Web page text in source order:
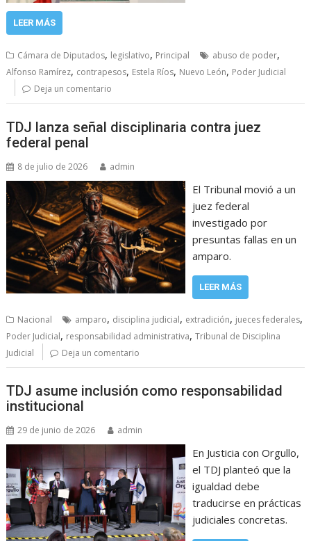
LEER MÁS
Cámara de Diputados, legislativo, Principal abuso de poder,
Alfonso Ramírez, contrapesos, Estela Ríos, Nuevo León, Poder Judicial
Deja un comentario
TDJ lanza señal disciplinaria contra juez
federal penal
8 de julio de 2026 admin
El Tribunal movió a un
juez federal
investigado por
presuntas fallas en un
amparo.
LEER MÁS
Nacional amparo, disciplina judicial, extradición, jueces federales,
Poder Judicial, responsabilidad administrativa,Tribunal de Disciplina
Judicial
Deja un comentario
TDJ asume inclusión como responsabilidad
institucional
29 de junio de 2026 admin
En Justicia con Orgullo,
el TDJ planteó que la
igualdad debe
traducirse en prácticas
judiciales concretas.